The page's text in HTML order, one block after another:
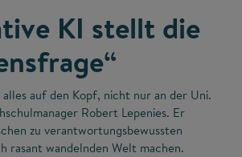
KI stellt die
auf den Kopf, nicht nur an der Uni.
Robert Lepenies. Er
zu verantwortungsbewussten
rasant wandelnden Welt machen.